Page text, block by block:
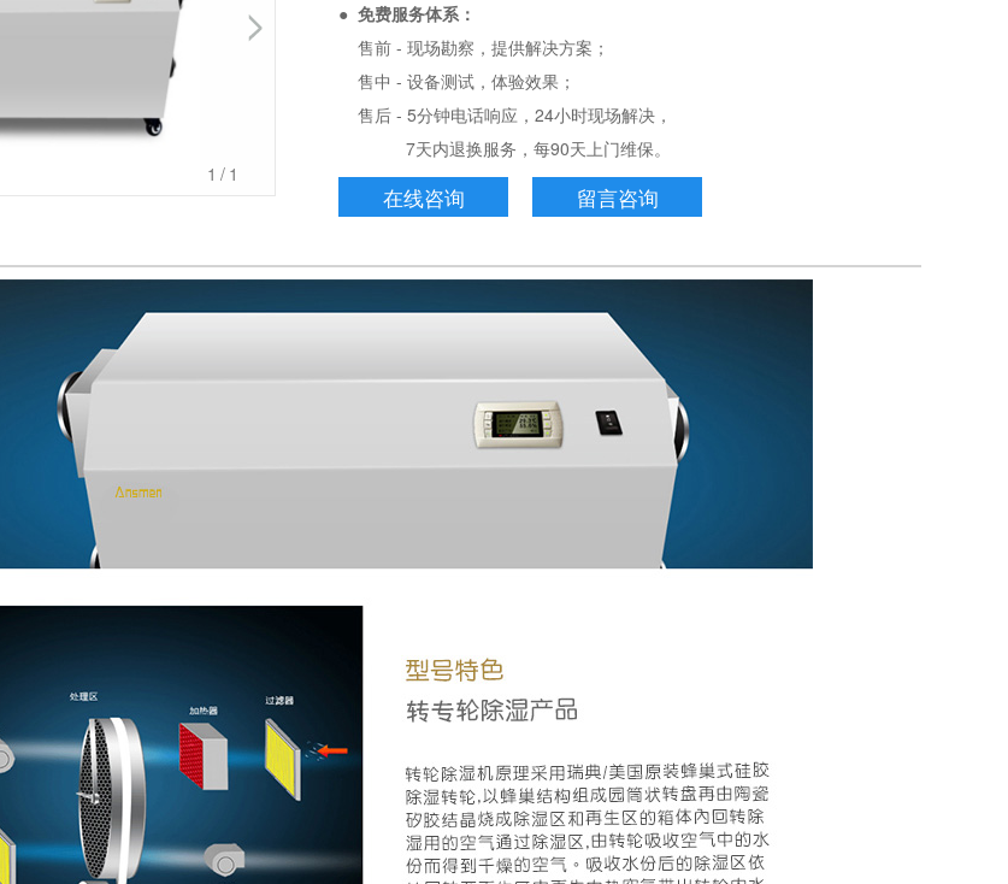
1 /1
●免费服务体系：
售前 - 现场勘察，提供解决方案；
售中 - 设备测试，体验效果；
售后 - 5分钟电话响应，24小时现场解决，
7天内退换服务，每90天上门维保。
在线咨询 留言咨询